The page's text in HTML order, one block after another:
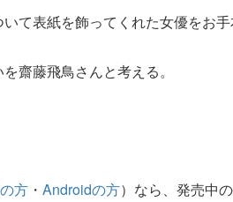
て表紙を飾ってくれた女優をお手
齋藤飛鳥さんと考える。
方 ・Androidの方）なら、発売中